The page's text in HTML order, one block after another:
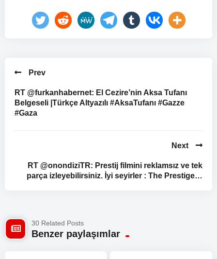
Prev
RT @furkanhabernet: El Cezire’nin Aksa Tufanı
Belgeseli |Türkçe Altyazılı #AksaTufanı #Gazze
#Gaza
Next
RT @onondiziTR: Prestij filmini reklamsız ve tek
parça izleyebilirsiniz. İyi seyirler : The Prestige…
30 Related Posts
Benzer paylaşımlar